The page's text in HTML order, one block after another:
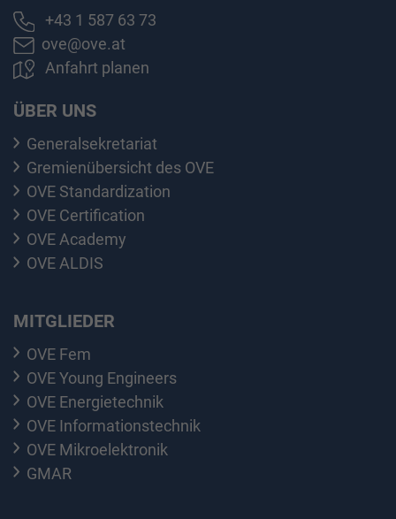
+43 1 587 63 73
ove@ove.at
Anfahrt planen
ÜBER UNS
Generalsekretariat
Gremienübersicht des OVE
OVE Standardization
OVE Certification
OVE Academy
OVE ALDIS
MITGLIEDER
OVE Fem
OVE Young Engineers
OVE Energietechnik
OVE Informationstechnik
OVE Mikroelektronik
GMAR